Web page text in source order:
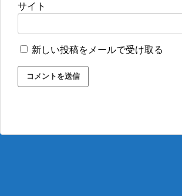
サイト
新しい投稿をメールで受け取る